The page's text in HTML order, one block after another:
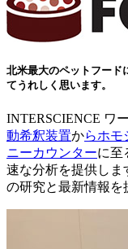
北米最大のペットフード
てうれしく思います。
INTERSCIENCE ワ
動希釈装置からホモ
ニーカウンターに至
速な分析を提供しま
の研究と最新情報を